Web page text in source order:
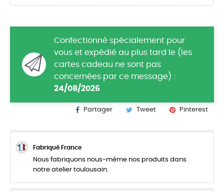
Confectionné spécialement pour
vous et expédié au plus tard le (les
cartes cadeau ne sont pas
concernées par ce message) :
24/08/2026
Partager Tweet Pinterest
Fabriqué France
Nous fabriquons nous-même nos produits dans
notre atelier toulousain.